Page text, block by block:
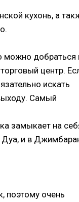
кухонь, а
можно добраться
центр.
искать
Самый
замыкает на
Дуа, и в
поэтому очень